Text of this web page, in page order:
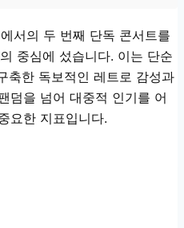
서의 두 번째 단독 콘서트를
중심에 섰습니다. 이는 단순
축한 독보적인 레트로 감성과
덤을 넘어 대중적 인기를 어
요한 지표입니다.